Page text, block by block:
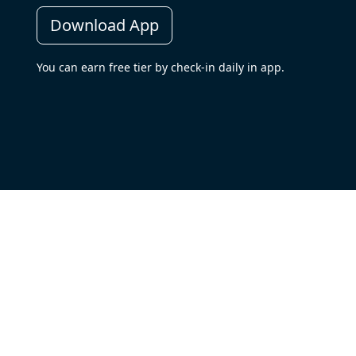
Download App
You can earn free tier by check-in daily in app.